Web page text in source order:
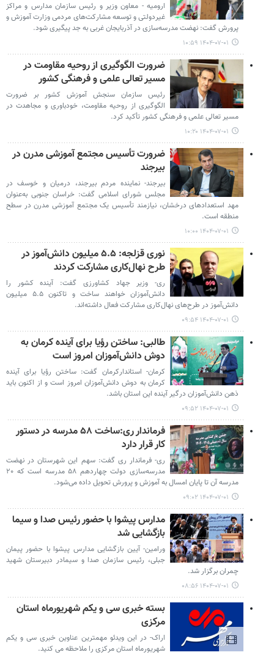
ارومیه - معاون وزیر و رئیس سازمان مدارس و مراکز
غیردولتی و توسعه مشارکت‌های مردمی وزارت آموزش و
پرورش گفت: نهضت مدرسه‌سازی در آذربایجان غربی به جد پیگیری شود.
۱۴۰۴-۰۷-۰۱ ۱۰:۵۹
ضرورت الگوگیری از روحیه مقاومت در
مسیر تعالی علمی و فرهنگی کشور
رئیس سازمان سنجش آموزش کشور بر ضرورت
الگوگیری از روحیه مقاومت، خودباوری و مجاهدت در
مسیر تعالی علمی و فرهنگی کشور تأکید کرد.
۱۴۰۴-۰۷-۰۱ ۱۰:۲۰
ضرورت تأسیس مجتمع آموزشی مدرن در
بیرجند
بیرجند- نماینده مردم بیرجند، درمیان و خوسف در
مجلس شورای اسلامی گفت: خراسان جنوبی به‌عنوان
مهد استعدادهای درخشان، نیازمند تأسیس یک مجتمع آموزشی مدرن در سطح
منطقه است.
۱۴۰۴-۰۷-۰۱ ۱۰:۰۰
نوری قزلجه: ۵.۵ میلیون دانش‌آموز در
طرح نهال‌کاری مشارکت کردند
ری- وزیر جهاد کشاورزی گفت: آینده کشور را
دانش‌آموزان خواهند ساخت و تاکنون ۵.۵ میلیون
دانش‌آموز در طرح‌های نهال‌کاری مشارکت فعال داشته‌اند.
۱۴۰۴-۰۷-۰۱ ۰۹:۵۴
طالبی: ساختن رؤیا برای آینده کرمان به
دوش دانش‌آموزان امروز است
کرمان- استاندارکرمان گفت: ساختن رؤیا برای آینده
کرمان به دوش دانش‌آموزان امروز است و از اکنون باید
ذهن دانش‌آموزان درگیر آینده این استان باشد.
۱۴۰۴-۰۷-۰۱ ۰۹:۵۲
فرماندار ری:ساخت ۵۸ مدرسه در دستور
کار قرار دارد
ری- فرماندار ری گفت: سهم این شهرستان در نهضت
مدرسه‌سازی دولت چهاردهم ۵۸ مدرسه است که ۲۰
مدرسه آن تا پایان امسال به آموزش و پرورش تحویل داده می‌شود.
۱۴۰۴-۰۷-۰۱ ۰۹:۰۲
مدارس پیشوا با حضور رئیس صدا و سیما
بازگشایی شد
ورامین- آیین بازگشایی مدارس پیشوا با حضور پیمان
جبلی، رئیس سازمان صدا و سیمادر دبیرستان شهید
چمران برگزار شد.
۱۴۰۴-۰۷-۰۱ ۰۸:۵۶
بسته خبری سی و یکم شهریورماه استان
مرکزی
اراک- در این ویدئو مهمترین عناوین خبری سی و یکم
شهریورماه استان مرکزی را ملاحظه می کنید.